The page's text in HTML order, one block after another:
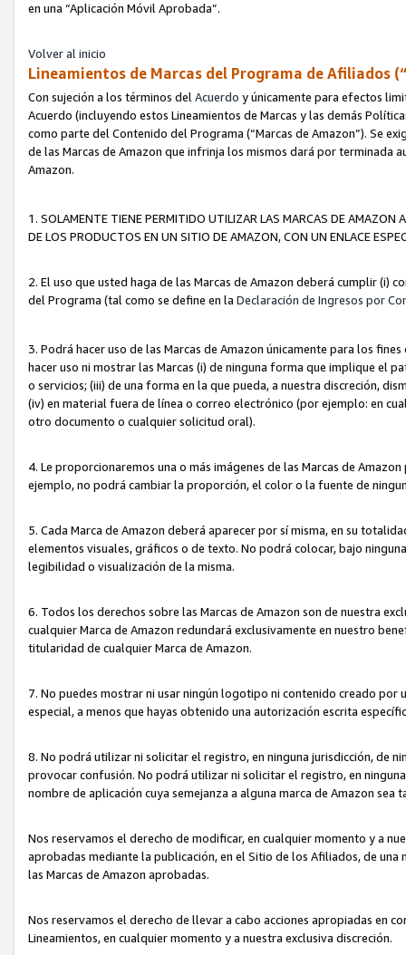
en una “Aplicación Móvil Aprobada”.
Volver al inicio
Lineamientos de Marcas del Programa de Afiliados
Con sujeción a los términos del Acuerdo y únicamente para efectos
Acuerdo (incluyendo estos Lineamientos de Marcas y las demás
como parte del Contenido del Programa (“Marcas de Amazon”). Se
de las Marcas de Amazon que infrinja los mismos dará por terminada
Amazon.
1. SOLAMENTE TIENE PERMITIDO UTILIZAR LAS MARCAS DE
DE LOS PRODUCTOS EN UN SITIO DE AMAZON, CON UN ENLACE
2. El uso que usted haga de las Marcas de Amazon deberá cumplir (i)
del Programa (tal como se define en la Declaración de Ingresos por
3. Podrá hacer uso de las Marcas de Amazon únicamente para los
hacer uso ni mostrar las Marcas (i) de ninguna forma que implique el
o servicios; (iii) de una forma en la que pueda, a nuestra discreción,
(iv) en material fuera de línea o correo electrónico (por ejemplo: en
otro documento o cualquier solicitud oral).
4. Le proporcionaremos una o más imágenes de las Marcas de
ejemplo, no podrá cambiar la proporción, el color o la fuente de
5. Cada Marca de Amazon deberá aparecer por sí misma, en su
elementos visuales, gráficos o de texto. No podrá colocar, bajo
legibilidad o visualización de la misma.
6. Todos los derechos sobre las Marcas de Amazon son de nuestra
cualquier Marca de Amazon redundará exclusivamente en nuestro
titularidad de cualquier Marca de Amazon.
7. No puedes mostrar ni usar ningún logotipo ni contenido creado por
especial, a menos que hayas obtenido una autorización escrita
8. No podrá utilizar ni solicitar el registro, en ninguna jurisdicción, de
provocar confusión. No podrá utilizar ni solicitar el registro, en
nombre de aplicación cuya semejanza a alguna marca de Amazon
Nos reservamos el derecho de modificar, en cualquier momento y a
aprobadas mediante la publicación, en el Sitio de los Afiliados, de
las Marcas de Amazon aprobadas.
Nos reservamos el derecho de llevar a cabo acciones apropiadas en
Lineamientos, en cualquier momento y a nuestra exclusiva discreción.